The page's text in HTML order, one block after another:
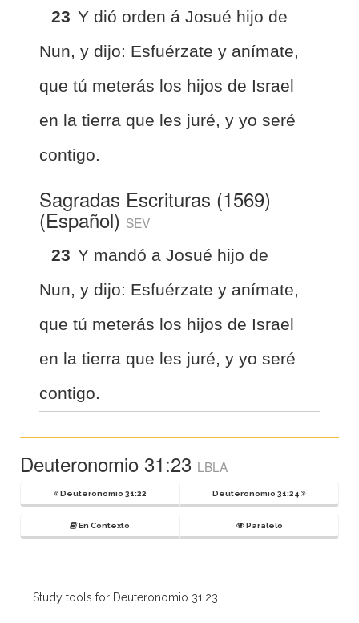
23 Y dió orden á Josué hijo de
Nun, y dijo: Esfuérzate y anímate,
que tú meterás los hijos de Israel
en la tierra que les juré, y yo seré
contigo.
Sagradas Escrituras (1569)
(Español) SEV
23 Y mandó a Josué hijo de
Nun, y dijo: Esfuérzate y anímate,
que tú meterás los hijos de Israel
en la tierra que les juré, y yo seré
contigo.
Deuteronomio 31:23 LBLA
Deuteronomio 31:22 Deuteronomio 31:24
En Contexto Paralelo
Study tools for Deuteronomio 31:23